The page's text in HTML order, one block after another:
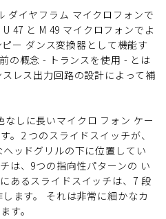
ダイヤフラム マイクロフォンで
47 と M 49 マイクロフォンでよ
ー ダンス変換器として機能す
の概念 - トランスを使用 - とは
レス出力回路の設計によって補
なしに長いマイクロ フォン ケー
。2 つのスライドスイッチが、
ッドグリルの下に位置してい
は、9つの指向性パターンの い
あるスライドスイッチは、7 段
ます。 それは非常に細かなカ
す。